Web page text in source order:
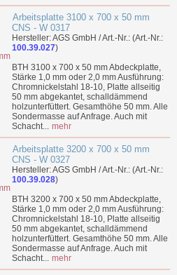
Arbeitsplatte 3100 x 700 x 50 mm
CNS - W 0317
Hersteller: AGS GmbH / Art.-Nr.: (Art.-Nr.:
100.39.027)
BTH 3100 x 700 x 50 mm Abdeckplatte,
Stärke 1,0 mm oder 2,0 mm Ausführung:
Chromnickelstahl 18-10, Platte allseitig
50 mm abgekantet, schalldämmend
holzunterfüttert. Gesamthöhe 50 mm. Alle
Sondermasse auf Anfrage. Auch mit
Schacht... mehr
Arbeitsplatte 3200 x 700 x 50 mm
CNS - W 0327
Hersteller: AGS GmbH / Art.-Nr.: (Art.-Nr.:
100.39.028)
BTH 3200 x 700 x 50 mm Abdeckplatte,
Stärke 1,0 mm oder 2,0 mm Ausführung:
Chromnickelstahl 18-10, Platte allseitig
50 mm abgekantet, schalldämmend
holzunterfüttert. Gesamthöhe 50 mm. Alle
Sondermasse auf Anfrage. Auch mit
Schacht... mehr